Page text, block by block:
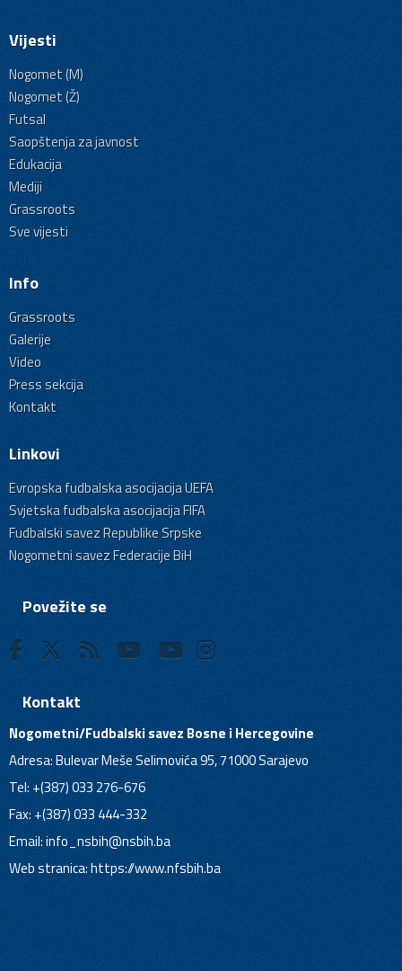
Vijesti
Nogomet (M)
Nogomet (Ž)
Futsal
Saopštenja za javnost
Edukacija
Mediji
Grassroots
Sve vijesti
Info
Grassroots
Galerije
Video
Press sekcija
Kontakt
Linkovi
Evropska fudbalska asocijacija UEFA
Svjetska fudbalska asocijacija FIFA
Fudbalski savez Republike Srpske
Nogometni savez Federacije BiH
Povežite se
Kontakt
Nogometni/Fudbalski savez Bosne i Hercegovine
Adresa: Bulevar Meše Selimovića 95, 71000 Sarajevo
Tel: +(387) 033 276-676
Fax: +(387) 033 444-332
Email:info_nsbih@nsbih.ba
Web stranica: https://www.nfsbih.ba